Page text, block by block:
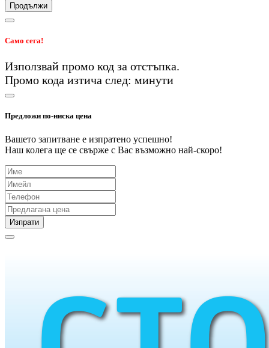
Продължи
Само сега!
Използвай промо код за отстъпка.
Промо кода изтича след: минути
Предложи по-ниска цена
Вашето запитване е изпратено успешно!
Наш колега ще се свърже с Вас възможно най-скоро!
Изпрати